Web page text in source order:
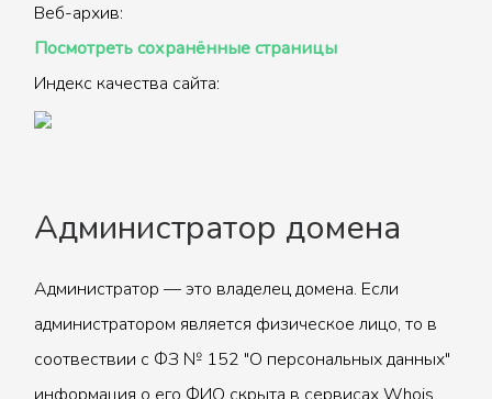
Веб-архив:
Посмотреть сохранённые страницы
Индекс качества сайта:
Администратор домена
Администратор — это владелец домена. Если
администратором является физическое лицо, то в
соотвествии с ФЗ № 152 "О персональных данных"